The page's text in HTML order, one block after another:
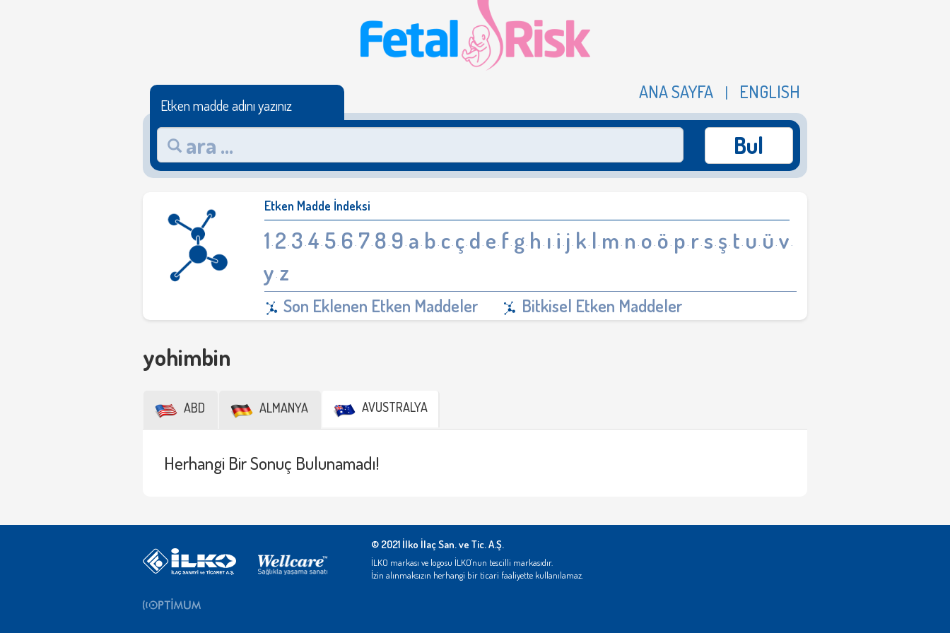
ANA SAYFA | ENGLISH
Etken madde adını yazınız
Bul
Etken Madde İndeksi
1· 2· 3·4· 5· 6· 7· 8· 9· a· b· c· ç· d· e· f· g· h · ı· i · j· k· l· m· n · o· ö· p· r·s· ş· t· u· ü·v·
y· z
Son Eklenen Etken Maddeler Bitkisel Etken Maddeler
yohimbin
ABD ALMANYA AVUSTRALYA
Herhangi Bir Sonuç Bulunamadı!
© 2021 İlko İlaç San. ve Tic. A.Ş.
İLKO markası ve logosu İLKO'nun tescilli markasıdır.
İzin alınmaksızın herhangi bir ticari faaliyette kullanılamaz.